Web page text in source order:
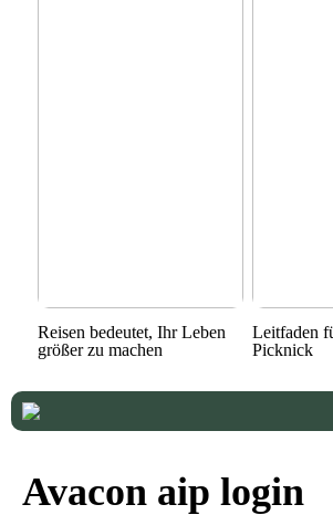
Reisen bedeutet, Ihr Leben
größer zu machen
Leitfaden
Picknick
Avacon aip login